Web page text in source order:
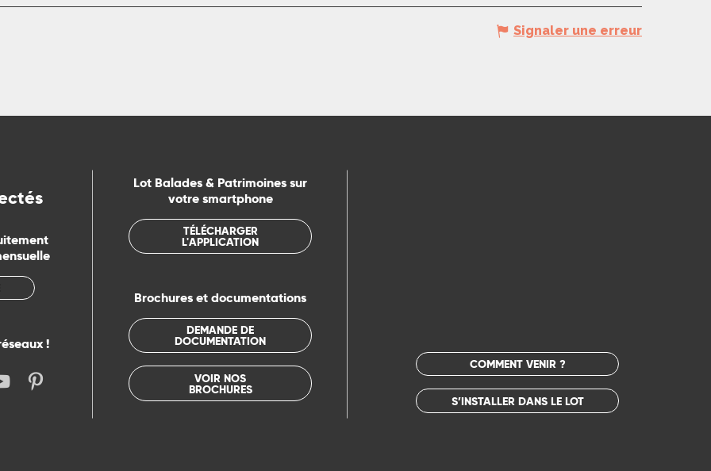
Signaler une erreur
!
Lot Balades & Patrimoines sur
votre smartphone
TÉLÉCHARGER
L'APPLICATION
Brochures et documentations
DEMANDE DE
DOCUMENTATION
VOIR NOS
BROCHURES
COMMENT VENIR ?
S’INSTALLER DANS LE LOT